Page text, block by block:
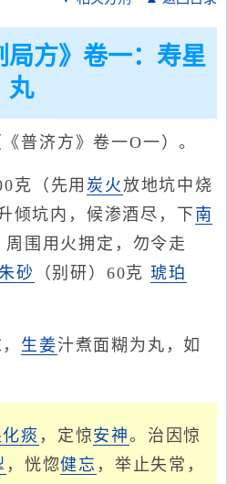
局方》卷一：寿星
丸
《普济方》卷一O一）。
克（先用炭火放地坑中烧
倾坑内，候渗酒尽，下 南
围用火拥定，勿令走
砂 （别研）60克琥珀
生姜汁煮面糊为丸，如
痰 ，定惊安神。治因惊
，恍惚健忘 ，举止失常，